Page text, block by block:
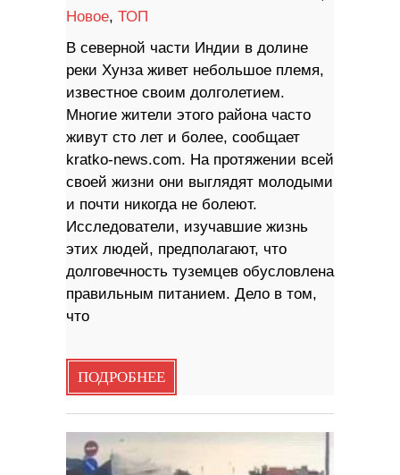
Новое, ТОП
В северной части Индии в долине
реки Хунза живет небольшое племя,
известное своим долголетием.
Многие жители этого района часто
живут сто лет и более, сообщает
kratko-news.com. На протяжении всей
своей жизни они выглядят молодыми
и почти никогда не болеют.
Исследователи, изучавшие жизнь
этих людей, предполагают, что
долговечность туземцев обусловлена
​​правильным питанием. Дело в том,
что
ПОДРОБНЕЕ